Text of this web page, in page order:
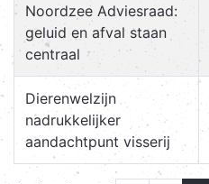
Noordzee Adviesraad:
geluid en afval staan
centraal
Dierenwelzijn
nadrukkelijker
aandachtpunt visserij